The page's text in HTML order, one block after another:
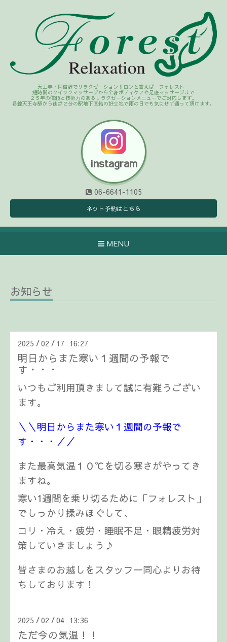
天王寺・阿倍野でリラクゼーションサロンと言えば－フォレスト－
短時間のクイックマッサージから全身ボディケアや足底マッサージまで
２５年の信頼と技術力のあるリラクゼーションメニューでご対応します。
各線天王寺駅から徒歩２分の駅地下直結の好立地で雨の日でも気にせず通って頂けます。
instagram
06-6641-1105
ネット予約はこちら
MENU
お知らせ
2025 /02 / 17 16:27
明日からまた寒い１週間の予報で
す・・・
いつもご利用頂きまして誠に有難うござい
ます。
＼＼明日からまた寒い１週間の予報で
す・・・／／
また最高気温１０℃を切る寒さがやってき
ますね。
寒い1週間を乗り切るために「フォレスト」
でしっかり揉みほぐして、
コリ・冷え・疲労・睡眠不足・眼精疲労対
策していきましょう♪
皆さまのお越しをスタッフ一同心よりお待
ちしております！
2025 /02 /04 13:36
ただ今の気温！！